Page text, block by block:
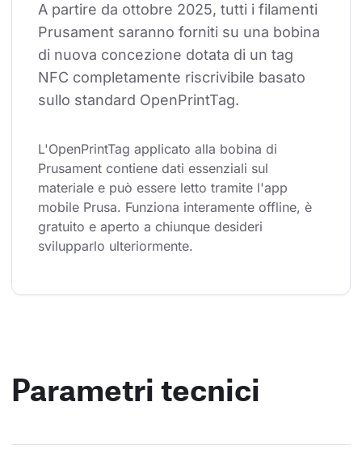
A partire da ottobre 2025, tutti i filamenti
Prusament saranno forniti su una bobina
di nuova concezione dotata di un tag
NFC completamente riscrivibile basato
sullo standard OpenPrintTag.
L'OpenPrintTag applicato alla bobina di
Prusament contiene dati essenziali sul
materiale e può essere letto tramite l'app
mobile Prusa. Funziona interamente offline, è
gratuito e aperto a chiunque desideri
svilupparlo ulteriormente.
Parametri tecnici